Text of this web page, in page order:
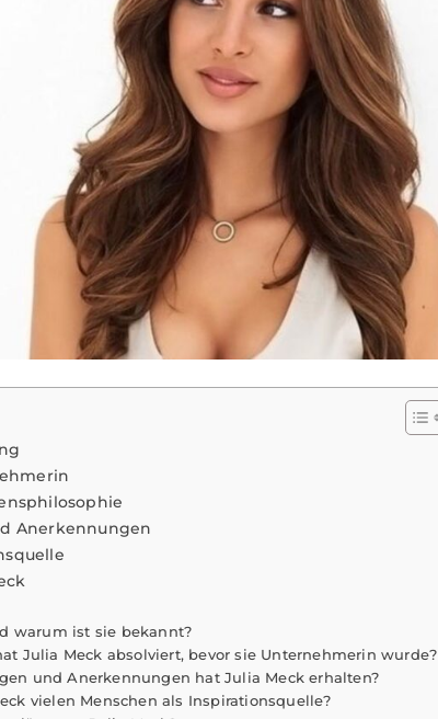
Anerkennungen
warum ist sie bekannt?
Julia Meck absolviert, bevor sie Unternehmerin wurde?
und Anerkennungen hat Julia Meck erhalten?
vielen Menschen als Inspirationsquelle?